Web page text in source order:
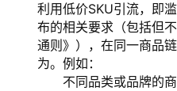
利用低价SKU引流，即
布的相关要求（包括但
通则》），在同一商品
为。例如：
不同品类或品牌的